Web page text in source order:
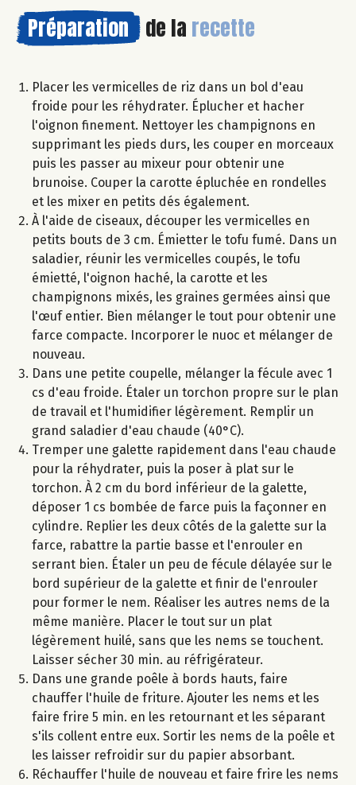
Préparation de la recette
Placer les vermicelles de riz dans un bol d'eau
froide pour les réhydrater. Éplucher et hacher
l'oignon finement. Nettoyer les champignons en
supprimant les pieds durs, les couper en morceaux
puis les passer au mixeur pour obtenir une
brunoise. Couper la carotte épluchée en rondelles
et les mixer en petits dés également.
À l'aide de ciseaux, découper les vermicelles en
petits bouts de 3 cm. Émietter le tofu fumé. Dans un
saladier, réunir les vermicelles coupés, le tofu
émietté, l'oignon haché, la carotte et les
champignons mixés, les graines germées ainsi que
l'œuf entier. Bien mélanger le tout pour obtenir une
farce compacte. Incorporer le nuoc et mélanger de
nouveau.
Dans une petite coupelle, mélanger la fécule avec 1
cs d'eau froide. Étaler un torchon propre sur le plan
de travail et l'humidifier légèrement. Remplir un
grand saladier d'eau chaude (40°C).
Tremper une galette rapidement dans l'eau chaude
pour la réhydrater, puis la poser à plat sur le
torchon. À 2 cm du bord inférieur de la galette,
déposer 1 cs bombée de farce puis la façonner en
cylindre. Replier les deux côtés de la galette sur la
farce, rabattre la partie basse et l'enrouler en
serrant bien. Étaler un peu de fécule délayée sur le
bord supérieur de la galette et finir de l'enrouler
pour former le nem. Réaliser les autres nems de la
même manière. Placer le tout sur un plat
légèrement huilé, sans que les nems se touchent.
Laisser sécher 30 min. au réfrigérateur.
Dans une grande poêle à bords hauts, faire
chauffer l'huile de friture. Ajouter les nems et les
faire frire 5 min. en les retournant et les séparant
s'ils collent entre eux. Sortir les nems de la poêle et
les laisser refroidir sur du papier absorbant.
Réchauffer l'huile de nouveau et faire frire les nems